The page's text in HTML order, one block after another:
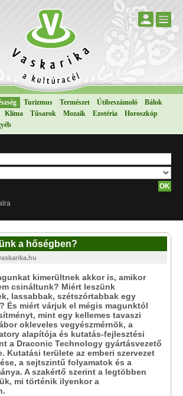
Turizmus Természet Útibeszámoló
Bálok
Klíma Tűsarok Mozaik Ezotéria
Horoszkóp
a hőségben?
kimerültnek akkor is, amikor
csináltunk? Miért leszünk
lassabbak, szétszórtabbak egy
És miért várjuk el mégis magunktól
mint egy kellemes tavaszi
okleveles vegyészmérnök, a
alapítója és kutatás-fejlesztési
a Draconic Technology gyártásvezető
Kutatási területe az emberi szervezet
a sejtszintű folyamatok és a
A szakértő szerint a legtöbben
mi történik ilyenkor a